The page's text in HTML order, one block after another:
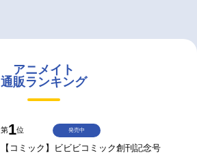
アニメイト
通販ランキング
第1位
【コミック】ビビビコミック創刊記念号
発売中